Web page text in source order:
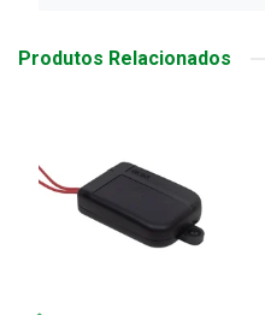
Produtos Relacionados